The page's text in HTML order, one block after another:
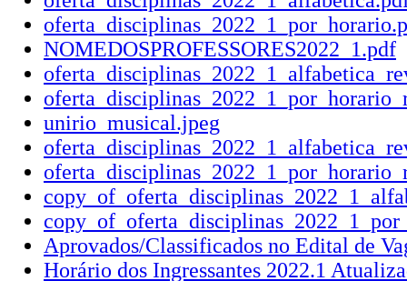
NOMEDOSPROFESSORES2022_1.pdf
unirio_musical.jpeg
Aprovados/Classificados no Edital de
Horário dos Ingressantes 2022.1